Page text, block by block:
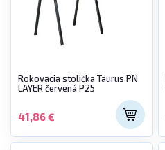
Rokovacia stolička Taurus PN
LAYER červená P25
41,86 €